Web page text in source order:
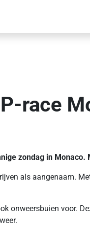
race
zondag in
als aangenaam.
onweersbuien voor.